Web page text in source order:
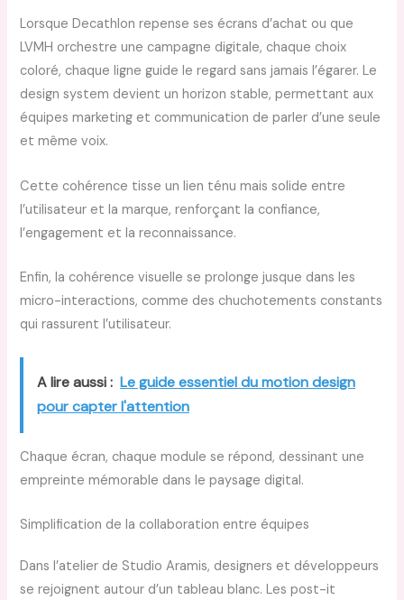
Lorsque Decathlon repense ses écrans d’achat ou que
LVMH orchestre une campagne digitale, chaque choix
coloré, chaque ligne guide le regard sans jamais l’égarer. Le
design system devient un horizon stable, permettant aux
équipes marketing et communication de parler d’une seule
et même voix.
Cette cohérence tisse un lien ténu mais solide entre
l’utilisateur et la marque, renforçant la confiance,
l’engagement et la reconnaissance.
Enfin, la cohérence visuelle se prolonge jusque dans les
micro-interactions, comme des chuchotements constants
qui rassurent l’utilisateur.
A lire aussi : Le guide essentiel du motion design
pour capter l'attention
Chaque écran, chaque module se répond, dessinant une
empreinte mémorable dans le paysage digital.
Simplification de la collaboration entre équipes
Dans l’atelier de Studio Aramis, designers et développeurs
se rejoignent autour d’un tableau blanc. Les post-it